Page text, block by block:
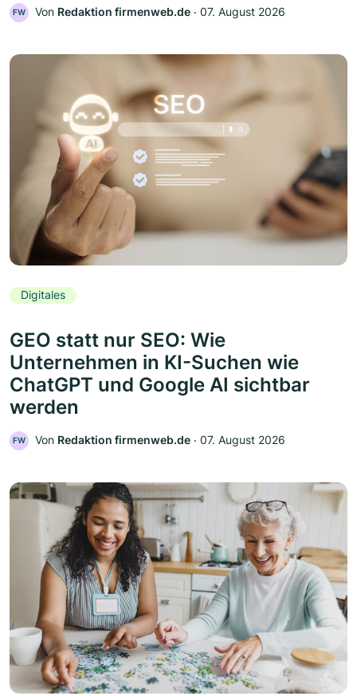
FW Von Redaktion firmenweb.de ‧ 07. August 2026
Digitales
GEO statt nur SEO: Wie
Unternehmen in KI-Suchen wie
ChatGPT und Google AI sichtbar
werden
FW Von Redaktion firmenweb.de ‧ 07. August 2026